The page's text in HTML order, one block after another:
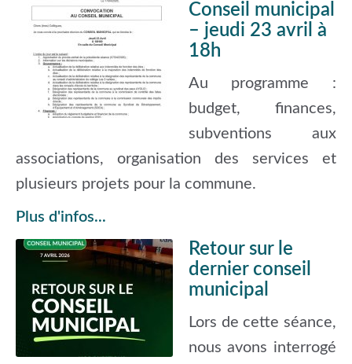
Conseil municipal
– jeudi 23 avril à
18h
Au programme :
budget, finances,
subventions aux
associations, organisation des services et
plusieurs projets pour la commune.
Plus d'infos...
Retour sur le
dernier conseil
municipal
Lors de cette séance,
nous avons interrogé